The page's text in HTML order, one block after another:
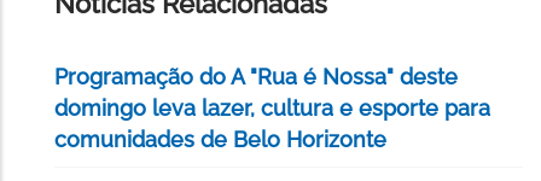
Programação do A "Rua é Nossa" deste
domingo leva lazer, cultura e esporte para
comunidades de Belo Horizonte